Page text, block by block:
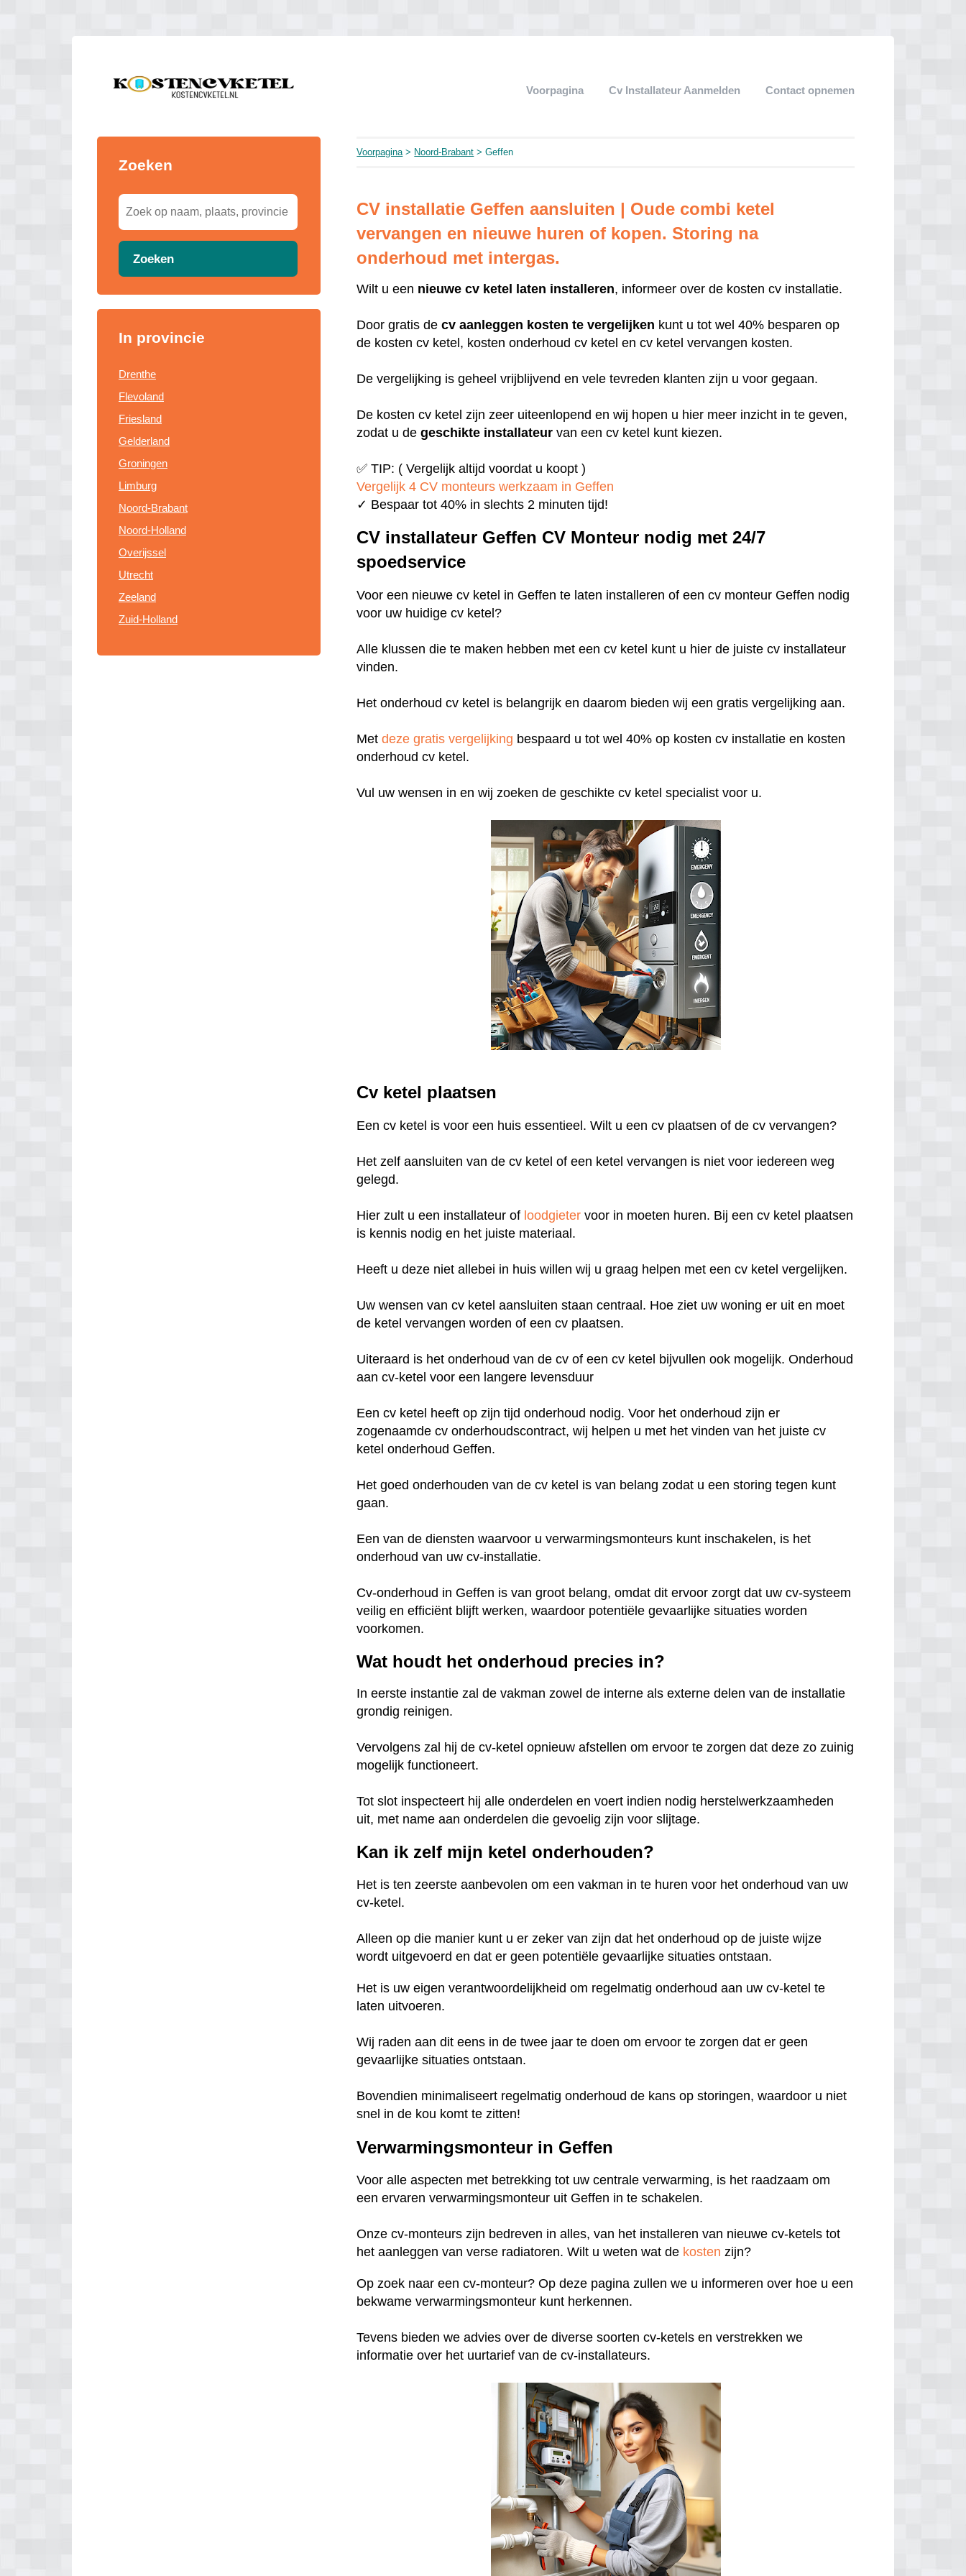
Voorpagina Cv Installateur Aanmelden Contact opnemen
Zoeken
Zoeken
In provincie
Drenthe
Flevoland
Friesland
Gelderland
Groningen
Limburg
Noord-Brabant
Noord-Holland
Overijssel
Utrecht
Zeeland
Zuid-Holland
Voorpagina> Noord-Brabant > Geffen
CV installatie Geffen aansluiten | Oude combi ketel
vervangen en nieuwe huren of kopen. Storing na
onderhoud met intergas.
Wilt u een nieuwe cv ketel laten installeren, informeer over de kosten cv installatie.
Door gratis decv aanleggen kosten te vergelijken kunt u tot wel 40% besparen op
de kosten cv ketel, kosten onderhoud cv ketel en cv ketel vervangen kosten.
De vergelijking is geheel vrijblijvend en vele tevreden klanten zijn u voor gegaan.
De kosten cv ketel zijn zeer uiteenlopend en wij hopen u hier meer inzicht in te geven,
zodat u degeschikte installateur van een cv ketel kunt kiezen.
✅ TIP: ( Vergelijk altijd voordat u koopt )
Vergelijk 4 CV monteurs werkzaam in Geffen
✓ Bespaar tot 40% in slechts 2 minuten tijd!
CV installateur Geffen CV Monteur nodig met 24/7
spoedservice
Voor een nieuwe cv ketel in Geffen te laten installeren of een cv monteur Geffen nodig
voor uw huidige cv ketel?
Alle klussen die te maken hebben met een cv ketel kunt u hier de juiste cv installateur
vinden.
Het onderhoud cv ketel is belangrijk en daarom bieden wij een gratis vergelijking aan.
Metdeze gratis vergelijking bespaard u tot wel 40% op kosten cv installatie en kosten
onderhoud cv ketel.
Vul uw wensen in en wij zoeken de geschikte cv ketel specialist voor u.
Cv ketel plaatsen
Een cv ketel is voor een huis essentieel. Wilt u een cv plaatsen of de cv vervangen?
Het zelf aansluiten van de cv ketel of een ketel vervangen is niet voor iedereen weg
gelegd.
Hier zult u een installateur of loodgieter voor in moeten huren. Bij een cv ketel plaatsen
is kennis nodig en het juiste materiaal.
Heeft u deze niet allebei in huis willen wij u graag helpen met een cv ketel vergelijken.
Uw wensen van cv ketel aansluiten staan centraal. Hoe ziet uw woning er uit en moet
de ketel vervangen worden of een cv plaatsen.
Uiteraard is het onderhoud van de cv of een cv ketel bijvullen ook mogelijk. Onderhoud
aan cv-ketel voor een langere levensduur
Een cv ketel heeft op zijn tijd onderhoud nodig. Voor het onderhoud zijn er
zogenaamde cv onderhoudscontract, wij helpen u met het vinden van het juiste cv
ketel onderhoud Geffen.
Het goed onderhouden van de cv ketel is van belang zodat u een storing tegen kunt
gaan.
Een van de diensten waarvoor u verwarmingsmonteurs kunt inschakelen, is het
onderhoud van uw cv-installatie.
Cv-onderhoud in Geffen is van groot belang, omdat dit ervoor zorgt dat uw cv-systeem
veilig en efficiënt blijft werken, waardoor potentiële gevaarlijke situaties worden
voorkomen.
Wat houdt het onderhoud precies in?
In eerste instantie zal de vakman zowel de interne als externe delen van de installatie
grondig reinigen.
Vervolgens zal hij de cv-ketel opnieuw afstellen om ervoor te zorgen dat deze zo zuinig
mogelijk functioneert.
Tot slot inspecteert hij alle onderdelen en voert indien nodig herstelwerkzaamheden
uit, met name aan onderdelen die gevoelig zijn voor slijtage.
Kan ik zelf mijn ketel onderhouden?
Het is ten zeerste aanbevolen om een vakman in te huren voor het onderhoud van uw
cv-ketel.
Alleen op die manier kunt u er zeker van zijn dat het onderhoud op de juiste wijze
wordt uitgevoerd en dat er geen potentiële gevaarlijke situaties ontstaan.
Het is uw eigen verantwoordelijkheid om regelmatig onderhoud aan uw cv-ketel te
laten uitvoeren.
Wij raden aan dit eens in de twee jaar te doen om ervoor te zorgen dat er geen
gevaarlijke situaties ontstaan.
Bovendien minimaliseert regelmatig onderhoud de kans op storingen, waardoor u niet
snel in de kou komt te zitten!
Verwarmingsmonteur in Geffen
Voor alle aspecten met betrekking tot uw centrale verwarming, is het raadzaam om
een ervaren verwarmingsmonteur uit Geffen in te schakelen.
Onze cv-monteurs zijn bedreven in alles, van het installeren van nieuwe cv-ketels tot
het aanleggen van verse radiatoren. Wilt u weten wat de kosten zijn?
Op zoek naar een cv-monteur? Op deze pagina zullen we u informeren over hoe u een
bekwame verwarmingsmonteur kunt herkennen.
Tevens bieden we advies over de diverse soorten cv-ketels en verstrekken we
informatie over het uurtarief van de cv-installateurs.